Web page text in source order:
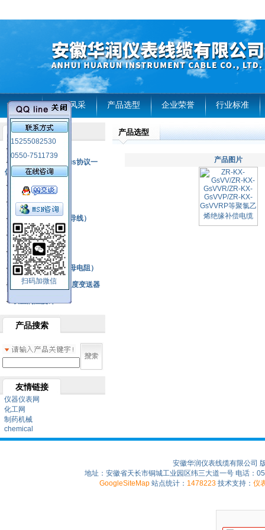
首页 企业风采 产品选型 企业荣誉 行业标准
15255082530
0550-7511739
扫码加微信
产品列表
RS485通讯modbus协议一
体化现场智能仪表
热电偶
压力式温度计
热电偶补偿电缆（导线）
振动传感器
热电阻
铂热电阻元件（云母电阻）
SBW系列一体化温度变送器
双金属温度计
产品搜索
友情链接
仪器仪表网
化工网
制药机械
chemical
产品选型
产品图片
安徽华润仪表线缆有限公司
地址：安徽省天长市铜城工业园区纬三大道一号 电话：
GoogleSiteMap 站点统计： 1478223 技术支持： 仪